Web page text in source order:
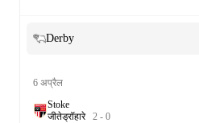
Derby
6 अप्रैल
Stoke
जीतेड्रॉहारे 2 - 0